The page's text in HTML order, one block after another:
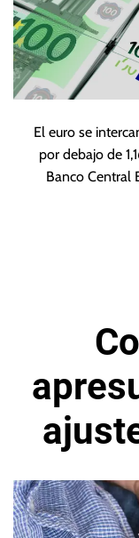
El euro se
por debajo de
Banco Central